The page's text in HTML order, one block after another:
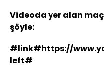
Videoda yer alan
şöyle:
#link#https://
left#